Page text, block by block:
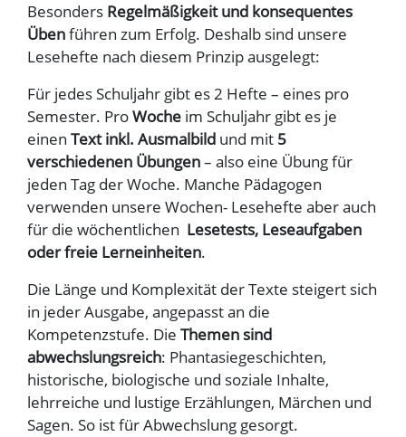
Besonders Regelmäßigkeit und konsequentes
Übenführen zum Erfolg. Deshalb sind unsere
Lesehefte nach diesem Prinzip ausgelegt:
Für jedes Schuljahr gibt es 2 Hefte – eines pro
Semester. ProWoche im Schuljahr gibt es je
einen Text inkl. Ausmalbild und mit 5
verschiedenen Übungen– also eine Übung für
jeden Tag der Woche. Manche Pädagogen
verwenden unsere Wochen- Lesehefte aber auch
für die wöchentlichen Lesetests, Leseaufgaben
oder freie Lerneinheiten.
Die Länge und Komplexität der Texte steigert sich
in jeder Ausgabe, angepasst an die
Kompetenzstufe. Die Themen sind
abwechslungsreich: Phantasiegeschichten,
historische, biologische und soziale Inhalte,
lehrreiche und lustige Erzählungen, Märchen und
Sagen. So ist für Abwechslung gesorgt.